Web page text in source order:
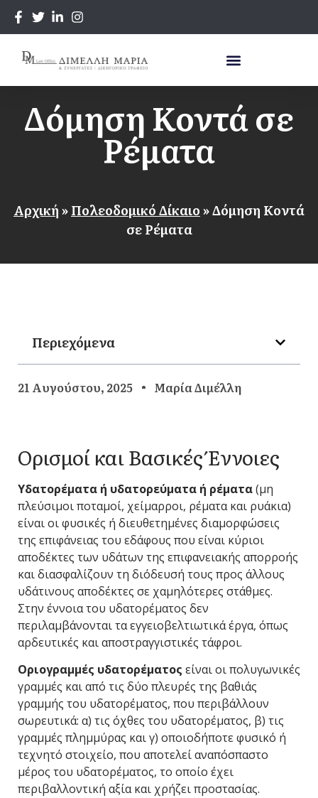
Δόμηση Κοντά σε
Ρέματα
Αρχική»Πολεοδομικό Δίκαιο»Δόμηση Κοντά
σε Ρέματα
Περιεχόμενα
21 Αυγούστου, 2025 Μαρία Διμέλλη
Ορισμοί και Βασικές Έννοιες
Υδατορέματα ή υδατορεύματα ή ρέματα(μη
πλεύσιμοι ποταμοί, χείμαρροι, ρέματα και ρυάκια)
είναι οι φυσικές ή διευθετημένες διαμορφώσεις
της επιφάνειας του εδάφους που είναι κύριοι
αποδέκτες των υδάτων της επιφανειακής απορροής
και διασφαλίζουν τη διόδευσή τους προς άλλους
υδάτινους αποδέκτες σε χαμηλότερες στάθμες.
Στην έννοια του υδατορέματος δεν
περιλαμβάνονται τα εγγειοβελτιωτικά έργα, όπως
αρδευτικές και αποστραγγιστικές τάφροι.
Οριογραμμές υδατορέματος είναι οι πολυγωνικές
γραμμές και από τις δύο πλευρές της βαθιάς
γραμμής του υδατορέματος, που περιβάλλουν
σωρευτικά: α) τις όχθες του υδατορέματος, β) τις
γραμμές πλημμύρας και γ) οποιοδήποτε φυσικό ή
τεχνητό στοιχείο, που αποτελεί αναπόσπαστο
μέρος του υδατορέματος, το οποίο έχει
περιβαλλοντική αξία και χρήζει προστασίας.